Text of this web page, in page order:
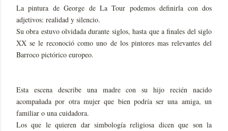
La pintura de George de La Tour podemos definirla con dos
adjetivos: realidad y silencio.
Su obra estuvo olvidada durante siglos, hasta que a finales del siglo
XX se le reconoció como uno de los pintores mas relevantes del
Barroco pictórico europeo.
Esta escena describe una madre con su hijo recién nacido
acompañada por otra mujer que bien podría ser una amiga, un
familiar o una cuidadora.
Los que le quieren dar simbología religiosa dicen que son la